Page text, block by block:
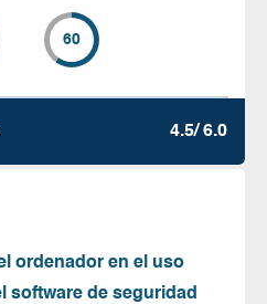
60
4.5/ 6.0
ordenador en el uso
software de seguridad